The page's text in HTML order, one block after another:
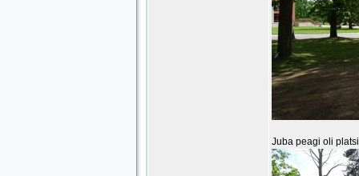
Juba peagi oli